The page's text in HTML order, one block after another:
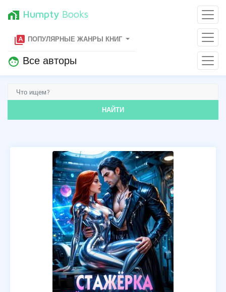
home_work Humpty Books
type_specimen ПОПУЛЯРНЫЕ ЖАНРЫ КНИГ
face Все авторы
НАЙТИ